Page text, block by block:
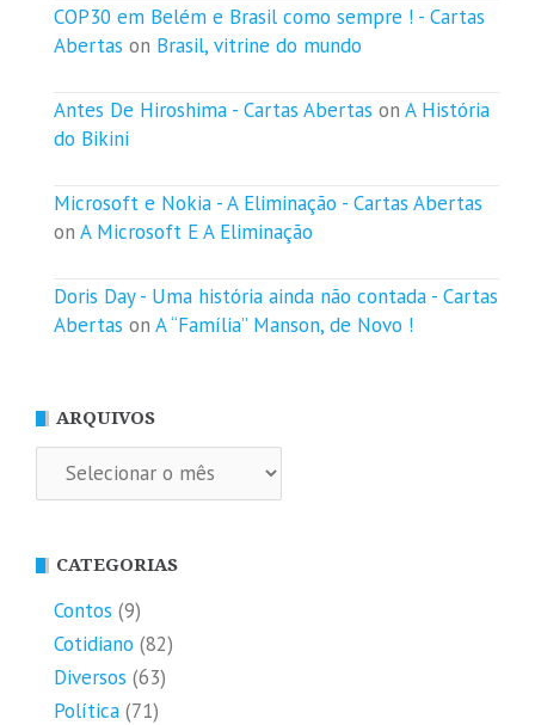
COP30 em Belém e Brasil como sempre ! - Cartas
Abertas on Brasil, vitrine do mundo
Antes De Hiroshima - Cartas Abertas on A História
do Bikini
Microsoft e Nokia - A Eliminação - Cartas Abertas
on A Microsoft E A Eliminação
Doris Day - Uma história ainda não contada - Cartas
Abertas on A “Família” Manson, de Novo !
ARQUIVOS
Arquivos
CATEGORIAS
Contos (9)
Cotidiano (82)
Diversos (63)
Política (71)